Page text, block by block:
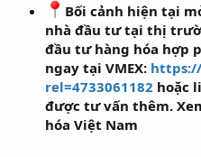
Bối cảnh hiện tại
nhà đầu tư tại thị
đầu tư hàng hóa hợp
ngay tại VMEX:
rel=4733061182 hoặc
được tư vấn thêm.
hóa Việt Nam